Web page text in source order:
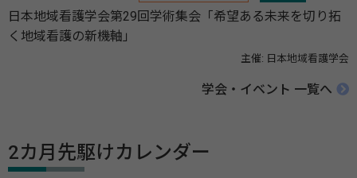
日本地域看護学会第29回学術集会「希望ある未来を切り拓
く地域看護の新機軸」
主催: 日本地域看護学会
学会・イベント 一覧へ
2カ月先駆けカレンダー